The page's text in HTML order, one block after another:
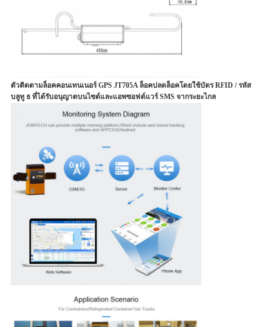
ตัวติดตามล็อคคอนเทนเนอร์ GPS JT705A ล็อคปลดล็อคโดยใช้บัตร RFID / รหัส
บลูทู ธ ที่ได้รับอนุญาตบนไซต์และแอพซอฟต์แวร์ SMS จากระยะไกล